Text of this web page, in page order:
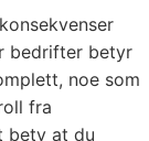
bedrifter betyr
noe som
fra
bety at du